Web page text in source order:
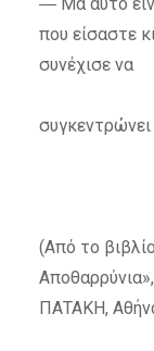
― Μα αυτό
που είσαστε
συνέχισε να
συγκεντρώνει
(Από το
ΠΑΤΑΚΗ,